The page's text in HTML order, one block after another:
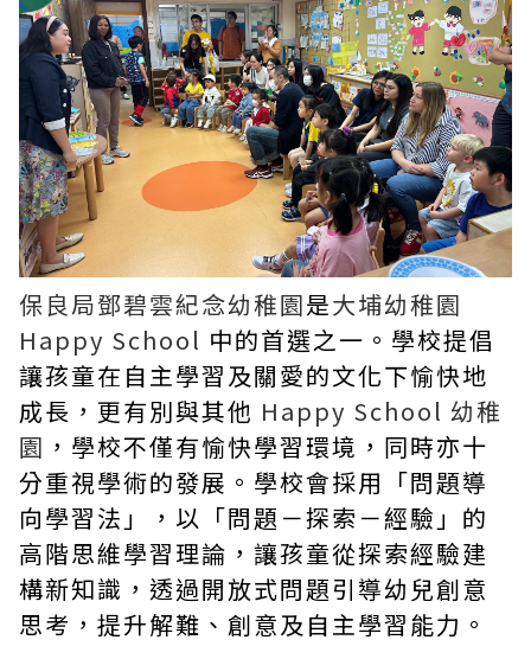
保良局鄧碧雲紀念幼稚園是大埔幼稚園
Happy School 中的首選之一。學校提倡
讓孩童在自主學習及關愛的文化下愉快地
成長，更有別與其他 Happy School 幼稚
園 ，學校不僅有愉快學習環境，同時亦十
分重視學術的發展。學校會採用「問題導
向學習法」，以「問題－探索－經驗」的
高階思維學習理論，讓孩童從探索經驗建
構新知識，透過開放式問題引導幼兒創意
思考，提升解難、創意及自主學習能力。